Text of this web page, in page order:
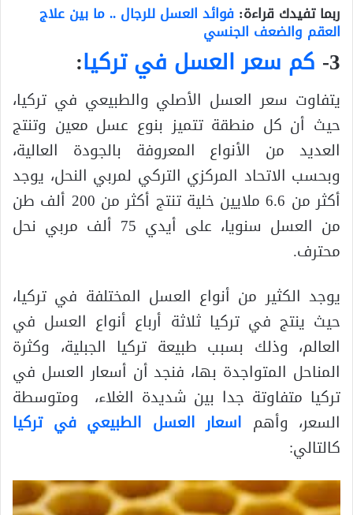
ربما تفيدك قراءة: فوائد العسل للرجال .. ما بين علاج
العقم والضعف الجنسي
3- كم سعر العسل في تركيا:
يتفاوت سعر العسل الأصلي والطبيعي في تركيا،
حيث أن كل منطقة تتميز بنوع عسل معين وتنتج
العديد من الأنواع المعروفة بالجودة العالية،
وبحسب الاتحاد المركزي التركي لمربي النحل، يوجد
أكثر من 6.6 ملايين خلية تنتج أكثر من 200 ألف طن
من العسل سنويا، على أيدي 75 ألف مربي نحل
محترف.
يوجد الكثير من أنواع العسل المختلفة في تركيا،
حيث ينتج في تركيا ثلاثة أرباع أنواع العسل في
العالم، وذلك بسبب طبيعة تركيا الجبلية، وكثرة
المناحل المتواجدة بها، فنجد أن أسعار العسل في
تركيا متفاوتة جدا بين شديدة الغلاء، ومتوسطة
السعر، وأهم اسعار العسل الطبيعي في تركيا
كالتالي: